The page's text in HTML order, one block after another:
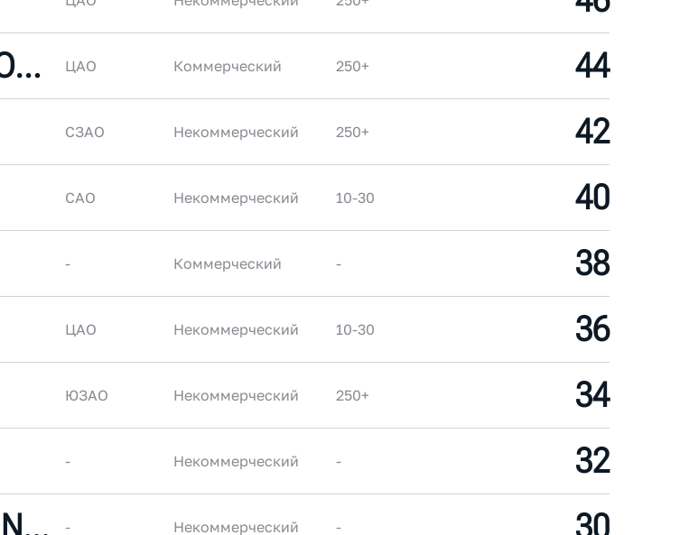
УРАЛХИМ RUN FACTORY ЦАО Коммерческий 250+
44
СЗАО Некоммерческий 250+
42
САО Некоммерческий 10-30
40
- Коммерческий -
38
ЦАО Некоммерческий 10-30
36
ЮЗАО Некоммерческий 250+
34
- Некоммерческий -
32
MOSCOW RELAY RUNNING CLUB - Некоммерческий -
30